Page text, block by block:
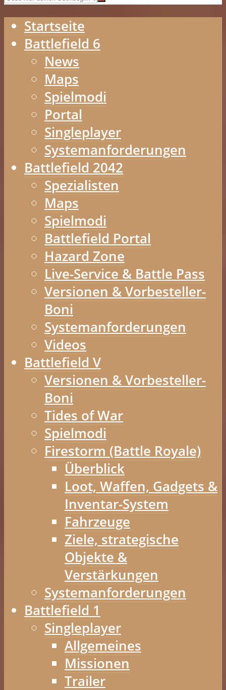
Startseite
Battlefield 6
News
Maps
Spielmodi
Portal
Singleplayer
Systemanforderungen
Battlefield 2042
Spezialisten
Maps
Spielmodi
Battlefield Portal
Hazard Zone
Live-Service & Battle Pass
Versionen & Vorbesteller-
Boni
Systemanforderungen
Videos
Battlefield V
Versionen & Vorbesteller-
Boni
Tides of War
Spielmodi
Firestorm (Battle Royale)
Überblick
Loot, Waffen, Gadgets &
Inventar-System
Fahrzeuge
Ziele, strategische
Objekte &
Verstärkungen
Systemanforderungen
Battlefield 1
Singleplayer
Allgemeines
Missionen
Trailer